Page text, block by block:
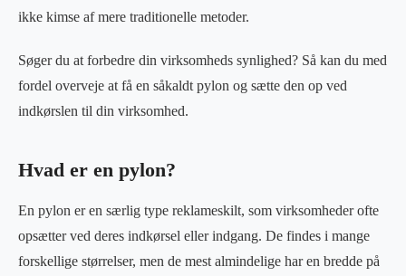
ikke kimse af mere traditionelle metoder.
Søger du at forbedre din virksomheds synlighed? Så kan du med
fordel overveje at få en såkaldt pylon og sætte den op ved
indkørslen til din virksomhed.
Hvad er en pylon?
En pylon er en særlig type reklameskilt, som virksomheder ofte
opsætter ved deres indkørsel eller indgang. De findes i mange
forskellige størrelser, men de mest almindelige har en bredde på